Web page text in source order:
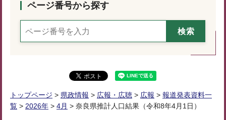
ページ番号から探す
トップページ > 県政情報 > 広報・広聴 > 広報 > 報道発表資料一
覧 > 2026年 > 4月 > 奈良県推計人口結果（令和8年4月1日）